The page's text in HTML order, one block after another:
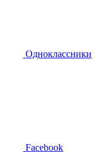
Одноклассники
Facebook